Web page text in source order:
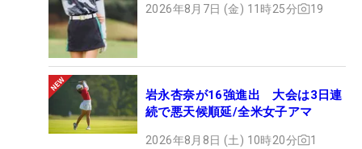
2026年8月7日 (金) 11時25分 19
岩永杏奈が16強進出 大会は3日連
続で悪天候順延/全米女子アマ
2026年8月8日 (土) 10時20分 1